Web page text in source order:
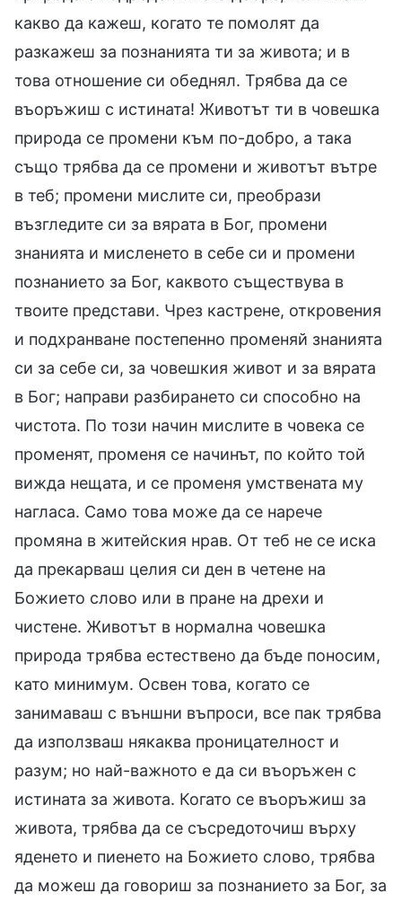
какво да кажеш, когато те помолят да
разкажеш за познанията ти за живота; и в
това отношение си обеднял. Трябва да се
въоръжиш с истината! Животът ти в човешка
природа се промени към по-добро, а така
също трябва да се промени и животът вътре
в теб; промени мислите си, преобрази
възгледите си за вярата в Бог, промени
знанията и мисленето в себе си и промени
познанието за Бог, каквото съществува в
твоите представи. Чрез кастрене, откровения
и подхранване постепенно променяй знанията
си за себе си, за човешкия живот и за вярата
в Бог; направи разбирането си способно на
чистота. По този начин мислите в човека се
променят, променя се начинът, по който той
вижда нещата, и се променя умствената му
нагласа. Само това може да се нарече
промяна в житейския нрав. От теб не се иска
да прекарваш целия си ден в четене на
Божието слово или в пране на дрехи и
чистене. Животът в нормална човешка
природа трябва естествено да бъде поносим,
като минимум. Освен това, когато се
занимаваш с външни въпроси, все пак трябва
да използваш някаква проницателност и
разум; но най-важното е да си въоръжен с
истината за живота. Когато се въоръжиш за
живота, трябва да се съсредоточиш върху
яденето и пиенето на Божието слово, трябва
да можеш да говориш за познанието за Бог, за